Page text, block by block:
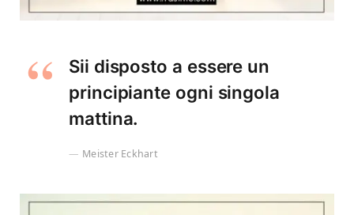
Sii disposto a essere un
principiante ogni singola
mattina.
Meister Eckhart